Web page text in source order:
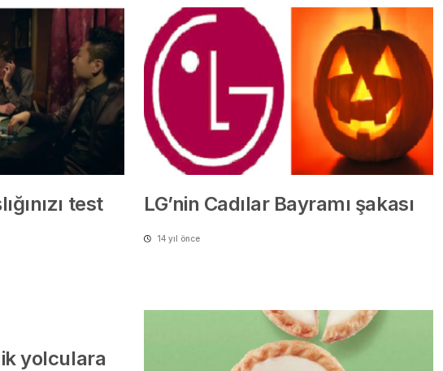
test
LG’nin Cadılar Bayramı şakası
14 yıl önce
yolculara